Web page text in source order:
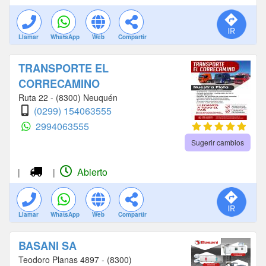
DISTRIBUIDORES OFICIALES DE MOTOROLA
TELECOMUNICACIONES BGH
HANDIES RADIOS MOTOROLA RADIO BASE
PTP
RASTREADORES SATELITALES GPRS
RADIO ANTIEXPLOSIVA
SERVICIO DE REPETIDORA ALQUILER DE RADIOS
Llamar WhatsApp Web Compartir
TRANSPORTE EL
CORRECAMINO
Ruta 22 - (8300) Neuquén
(0299) 154063555
2994063555
Sugerir cambios
| | Abierto
Llamar WhatsApp Web Compartir
BASANI SA
Teodoro Planas 4897 - (8300)